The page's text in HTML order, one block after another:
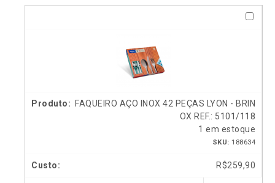
FAQUEIRO AÇO INOX 42 PEÇAS LYON - BRIN
OX REF.: 5101/118
1 em estoque
SKU: 188634
R$259,90